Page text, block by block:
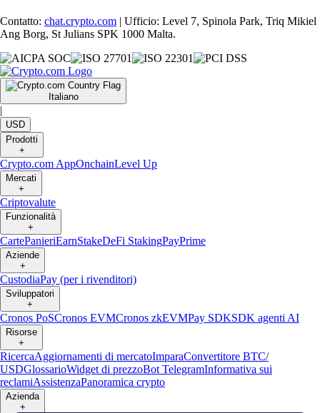
Contatto: chat.crypto.com | Ufficio: Level 7, Spinola Park, Triq Mikiel
Ang Borg, St Julians SPK 1000 Malta.
Italiano
|
USD
Prodotti
+
Crypto.com AppOnchainLevel Up
Mercati
+
Criptovalute
Funzionalità
+
CartePanieriEarnStakeDeFi StakingPayPrime
Aziende
+
CustodiaPay (per i rivenditori)
Sviluppatori
+
Cronos PoSCronos EVMCronos zkEVMPay SDKSDK agenti AI
Risorse
+
RicercaAggiornamenti di mercatoImparaConvertitore BTC/
USDGlossarioWidget di prezzoBot TelegramInformativa sui
reclamiAssistenzaPanoramica crypto
Azienda
+